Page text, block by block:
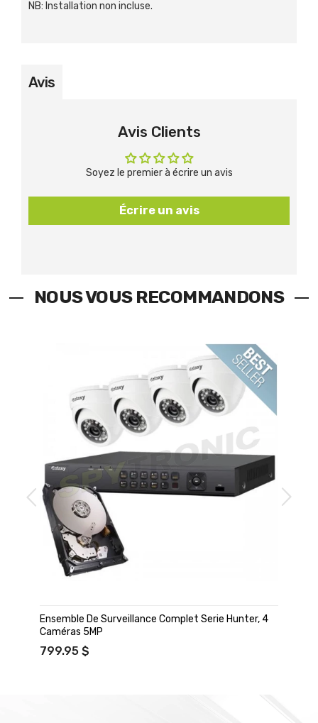
NB: Installation non incluse.
Avis
Avis Clients
Soyez le premier à écrire un avis
Écrire un avis
NOUS VOUS RECOMMANDONS
Ensemble De Surveillance Complet Serie Hunter, 4
Caméras 5MP
799.95 $